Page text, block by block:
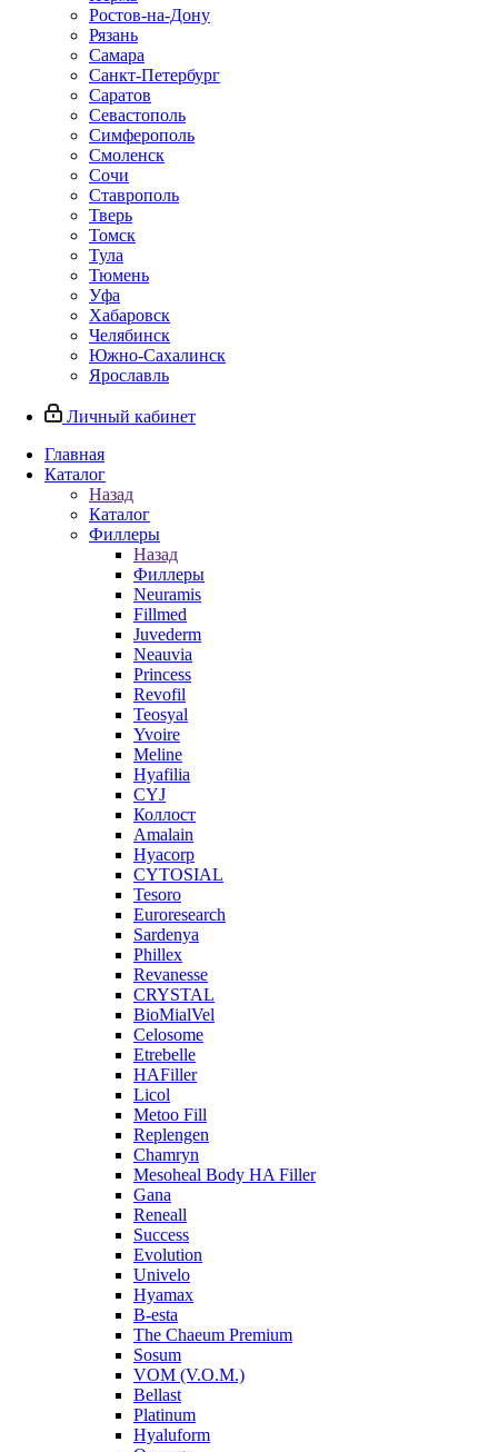
Ростов-на-Дону
Рязань
Самара
Санкт-Петербург
Саратов
Севастополь
Симферополь
Смоленск
Сочи
Ставрополь
Тверь
Томск
Тула
Тюмень
Уфа
Хабаровск
Челябинск
Южно-Сахалинск
Ярославль
Личный кабинет
Главная
Каталог
Назад
Каталог
Филлеры
Назад
Филлеры
Neuramis
Fillmed
Juvederm
Neauvia
Princess
Revofil
Teosyal
Yvoire
Meline
Hyafilia
CYJ
Коллост
Amalain
Hyacorp
CYTOSIAL
Tesoro
Euroresearch
Sardenya
Phillex
Revanesse
CRYSTAL
BioMialVel
Celosome
Etrebelle
HAFiller
Licol
Metoo Fill
Replengen
Chamryn
Mesoheal Body HA Filler
Gana
Reneall
Success
Evolution
Univelo
Hyamax
B-esta
The Chaeum Premium
Sosum
VOM (V.O.M.)
Bellast
Platinum
Hyaluform